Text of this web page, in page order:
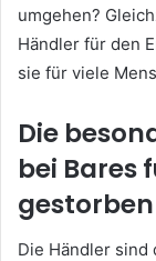
umgehen?
Händler für den
sie für viele
Die
bei Bares
gestorben
Die Händler sind